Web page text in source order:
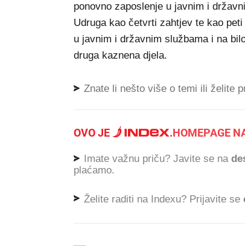
ponovno zaposlenje u javnim i
Udruga kao četvrti zahtjev te kao
u javnim i državnim službama i na
druga kaznena djela.
Znate li nešto više o temi ili želite
OVO JE .HOMEPAGE
Imate važnu priču? Javite se na
plaćamo.
Želite raditi na Indexu? Prijavite se